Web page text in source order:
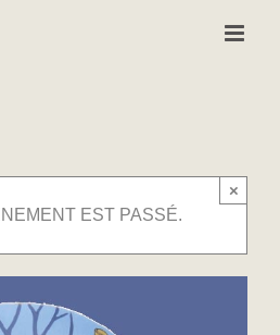
EST PASSÉ.
×